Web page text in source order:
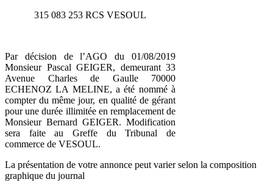
315 083 253 RCS VESOUL
Par décision de l’AGO du 01/08/2019
Monsieur Pascal GEIGER, demeurant 33
Avenue Charles de Gaulle 70000
ECHENOZ LA MELINE, a été nommé à
compter du même jour, en qualité de gérant
pour une durée illimitée en remplacement de
Monsieur Bernard GEIGER. Modification
sera faite au Greffe du Tribunal de
commerce de VESOUL.
La présentation de votre annonce peut varier selon la composition
graphique du journal